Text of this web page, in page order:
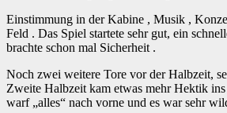
Einstimmung in der Kabine , Musik ,
Feld . Das Spiel startete sehr gut, ein
brachte schon mal Sicherheit .
Noch zwei weitere Tore vor der Halbzeit,
Zweite Halbzeit kam etwas mehr Hektik
warf „alles“ nach vorne und es war sehr